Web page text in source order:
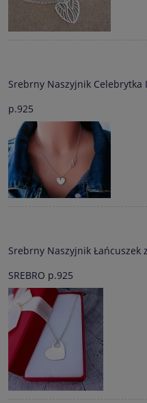
Srebrny Naszyjnik
p.925
Srebrny Naszyjnik Łańcuszek
SREBRO p.925